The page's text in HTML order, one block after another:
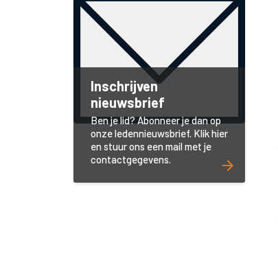
Inschrijven
nieuwsbrief
Ben je lid? Abonneer je dan op
onze ledennieuwsbrief. Klik hier
en stuur ons een mail met je
contactgegevens.